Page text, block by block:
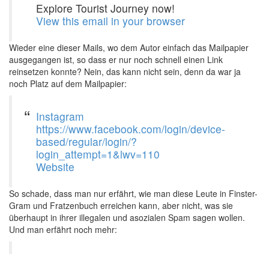
Explore Tourist Journey now!
View this email in your browser
Wieder eine dieser Mails, wo dem Autor einfach das Mailpapier
ausgegangen ist, so dass er nur noch schnell einen Link
reinsetzen konnte? Nein, das kann nicht sein, denn da war ja
noch Platz auf dem Mailpapier:
Instagram
https://www.facebook.com/login/device-
based/regular/login/?
login_attempt=1&lwv=110
Website
So schade, dass man nur erfährt, wie man diese Leute in Finster-
Gram und Fratzenbuch erreichen kann, aber nicht, was sie
überhaupt in ihrer illegalen und asozialen Spam sagen wollen.
Und man erfährt noch mehr: